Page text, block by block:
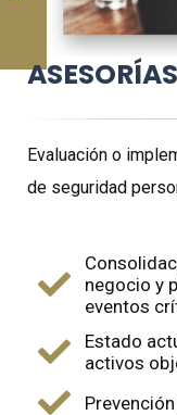
Evaluación o
de seguridad
negocio y
eventos
Estado
activos